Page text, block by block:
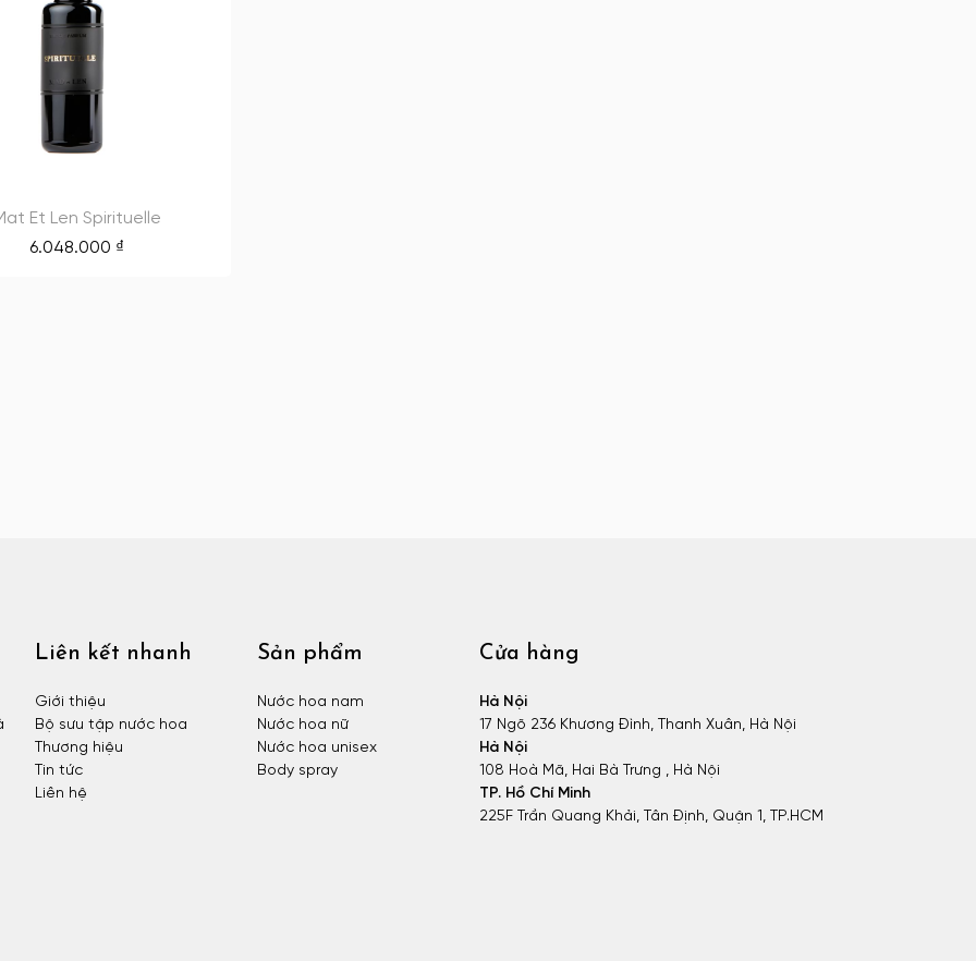
Et Len Spirituelle
6.048.000 ₫
Liên kết nhanh
Giới thiệu
Bộ sưu tập nước hoa
Thương hiệu
Tin tức
Liên hệ
Sản phẩm
Nước hoa nam
Nước hoa nữ
Nước hoa unisex
Body spray
Cửa hàng
Hà Nội
17 Ngõ 236 Khương Đình, Thanh Xuân, Hà Nội
Hà Nội
108 Hoà Mã, Hai Bà Trưng , Hà Nội
TP. Hồ Chí Minh
225F Trần Quang Khải, Tân Định, Quận 1, TP.HCM